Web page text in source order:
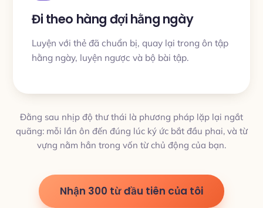
Đi theo hàng đợi hằng ngày
Luyện với thẻ đã chuẩn bị, quay lại trong ôn tập
hằng ngày, luyện ngược và bộ bài tập.
Đằng sau nhịp độ thư thái là phương pháp lặp lại ngắt
quãng: mỗi lần ôn đến đúng lúc ký ức bắt đầu phai, và từ
vựng nằm hẳn trong vốn từ chủ động của bạn.
Nhận 300 từ đầu tiên của tôi